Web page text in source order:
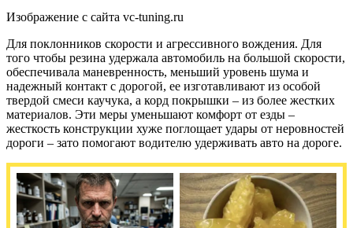
Изображение с сайта vc-tuning.ru
Для поклонников скорости и агрессивного вождения. Для
того чтобы резина удержала автомобиль на большой скорости,
обеспечивала маневренность, меньший уровень шума и
надежный контакт с дорогой, ее изготавливают из особой
твердой смеси каучука, а корд покрышки – из более жестких
материалов. Эти меры уменьшают комфорт от езды –
жесткость конструкции хуже поглощает удары от неровностей
дороги – зато помогают водителю удерживать авто на дороге.